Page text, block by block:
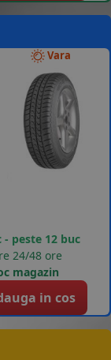
Vara
- peste 12 buc
24/48 ore
magazin
in cos